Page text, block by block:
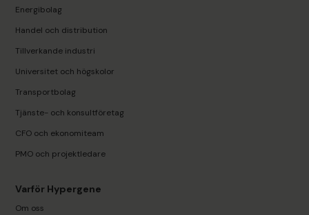
Energibolag
Handel och distribution
Tillverkande industri
Universitet och högskolor
Transportbolag
Tjänste- och konsultföretag
CFO och ekonomiteam
PMO och projektledare
Varför Hypergene
Om oss